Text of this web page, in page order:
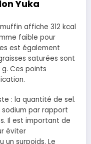
Yuka
affiche 312 kcal
faible pour
est également
saturées sont
Ces points
: la quantité de sel.
par rapport
Il est important de
éviter
un surpoids. Le